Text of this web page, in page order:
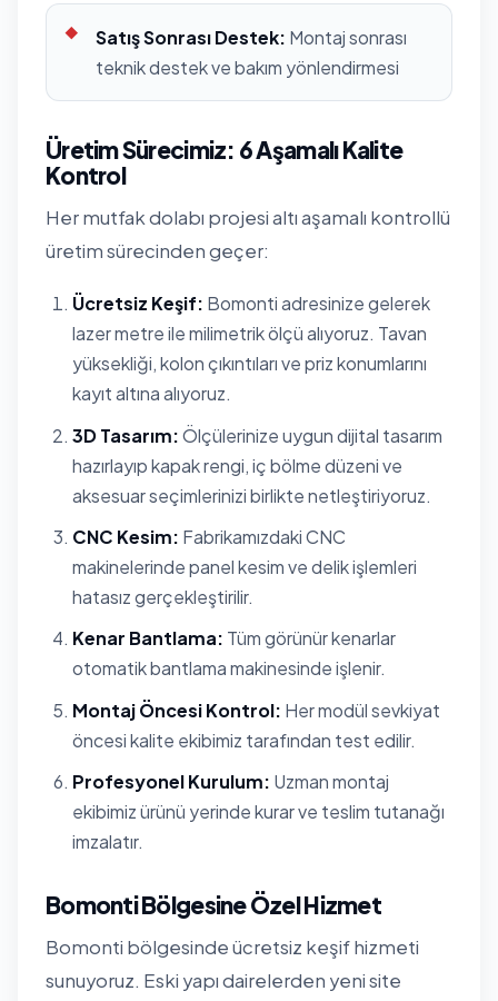
Satış Sonrası Destek: Montaj sonrası
teknik destek ve bakım yönlendirmesi
Üretim Sürecimiz: 6 Aşamalı Kalite
Kontrol
Her mutfak dolabı projesi altı aşamalı kontrollü
üretim sürecinden geçer:
Ücretsiz Keşif: Bomonti adresinize gelerek
lazer metre ile milimetrik ölçü alıyoruz. Tavan
yüksekliği, kolon çıkıntıları ve priz konumlarını
kayıt altına alıyoruz.
3D Tasarım:Ölçülerinize uygun dijital tasarım
hazırlayıp kapak rengi, iç bölme düzeni ve
aksesuar seçimlerinizi birlikte netleştiriyoruz.
CNC Kesim: Fabrikamızdaki CNC
makinelerinde panel kesim ve delik işlemleri
hatasız gerçekleştirilir.
Kenar Bantlama: Tüm görünür kenarlar
otomatik bantlama makinesinde işlenir.
Montaj Öncesi Kontrol: Her modül sevkiyat
öncesi kalite ekibimiz tarafından test edilir.
Profesyonel Kurulum: Uzman montaj
ekibimiz ürünü yerinde kurar ve teslim tutanağı
imzalatır.
Bomonti Bölgesine Özel Hizmet
Bomonti bölgesinde ücretsiz keşif hizmeti
sunuyoruz. Eski yapı dairelerden yeni site